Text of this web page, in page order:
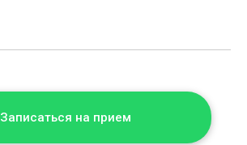
Записаться на прием